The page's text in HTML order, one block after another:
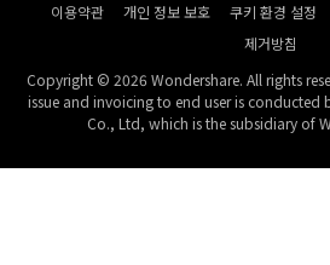
이용약관 개인 정보 보호 쿠키 환경 설정
제거방침
Copyright © 2026 Wondershare. All rights
issue and invoicing to end user is conducted
Co., Ltd, which is the subsidiary of